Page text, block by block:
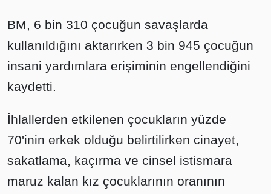
BM, 6 bin 310 çocuğun savaşlarda
kullanıldığını aktarırken 3 bin 945 çocuğun
insani yardımlara erişiminin engellendiğini
kaydetti.
İhlallerden etkilenen çocukların yüzde
70'inin erkek olduğu belirtilirken cinayet,
sakatlama, kaçırma ve cinsel istismara
maruz kalan kız çocuklarının oranının